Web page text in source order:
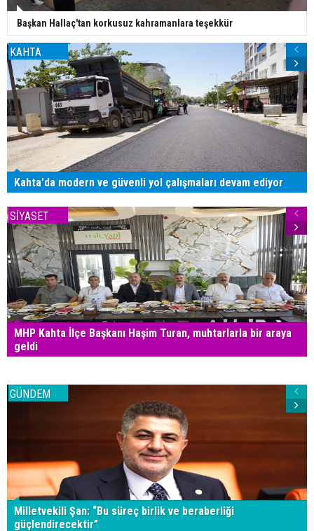
Başkan Hallaç'tan korkusuz kahramanlara teşekkür
KAHTA
Kahta'da modern ve güvenli yol çalışmaları devam ediyor
SİYASET
MHP Kahta İlçe Başkanı Haşim Turan, muhtarlarla bir araya
geldi
GÜNDEM
Milletvekili Şan: “Bu süreç birlik ve beraberliği
güçlendirecektir”